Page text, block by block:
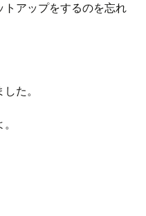
アップをするのを忘れ
た。